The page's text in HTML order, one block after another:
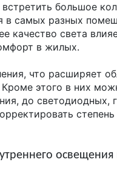
большое
в самых разных
качество света
в жилых.
что расширяет
этого в них
до светодиодных,